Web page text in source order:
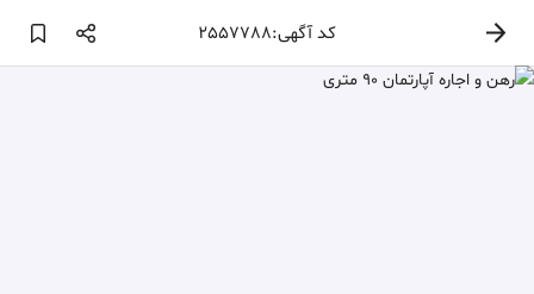
کد آگهی:2557788